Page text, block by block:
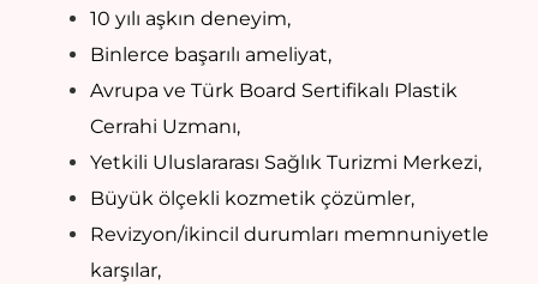
10 yılı aşkın deneyim,
Binlerce başarılı ameliyat,
Avrupa ve Türk Board Sertifikalı Plastik
Cerrahi Uzmanı,
Yetkili Uluslararası Sağlık Turizmi Merkezi,
Büyük ölçekli kozmetik çözümler,
Revizyon/ikincil durumları memnuniyetle
karşılar,